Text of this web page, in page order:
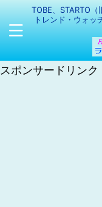
TOBE、STARTO
トレンド・ウォ
スポンサードリンク